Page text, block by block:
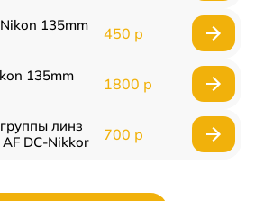
135mm
450 р
135mm
1800 р
линз
DC-Nikkor
700 р